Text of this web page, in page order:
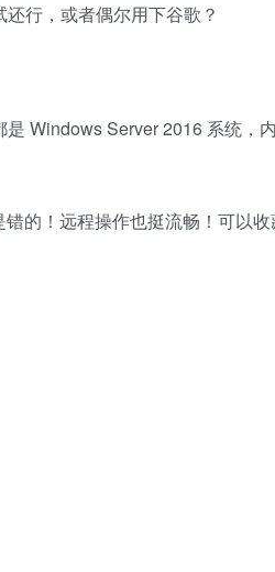
行，或者偶尔用下谷歌？
Windows Server 2016 系统，
的！远程操作也挺流畅！可以